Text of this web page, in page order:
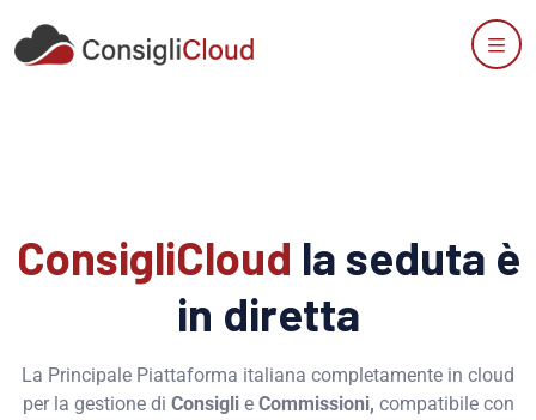
ConsigliCloud la seduta è
in diretta
La Principale Piattaforma italiana completamente in cloud
per la gestione di Consiglie Commissioni, compatibile con